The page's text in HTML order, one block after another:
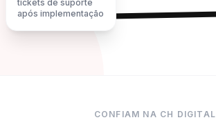
tickets de suporte
após implementação
CONFIAM NA CH DIGITAL